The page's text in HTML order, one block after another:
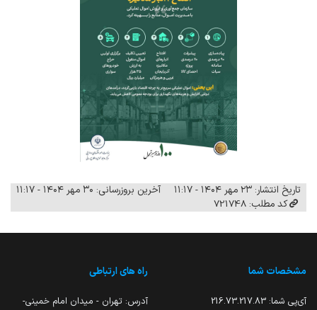
تاریخ انتشار: ۲۳ مهر ۱۴۰۴ - ۱۱:۱۷
آخرین بروزرسانی: ۳۰ مهر ۱۴۰۴ - ۱۱:۱۷
کد مطلب: 721748
مشخصات شما
آی‌پی شما: 216.73.217.83
راه های ارتباطی
آدرس: تهران - میدان امام خمینی-